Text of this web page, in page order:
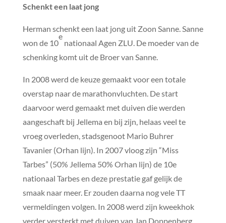
Schenkt een laat jong
Herman schenkt een laat jong uit Zoon Sanne. Sanne
won de 10
e
nationaal Agen ZLU. De moeder van de
schenking komt uit de Broer van Sanne.
In 2008 werd de keuze gemaakt voor een totale
overstap naar de marathonvluchten. De start
daarvoor werd gemaakt met duiven die werden
aangeschaft bij Jellema en bij zijn, helaas veel te
vroeg overleden, stadsgenoot Mario Buhrer
Tavanier (Orhan lijn). In 2007 vloog zijn “Miss
Tarbes” (50% Jellema 50% Orhan lijn) de 10e
nationaal Tarbes en deze prestatie gaf gelijk de
smaak naar meer. Er zouden daarna nog vele TT
vermeldingen volgen. In 2008 werd zijn kweekhok
verder versterkt met duiven van Jan Doppenberg